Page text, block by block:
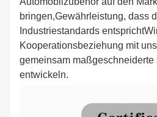
bringen,Gewährleistung, dass
Industriestandards
Kooperationsbeziehung mit
gemeinsam maßgeschneiderte
entwickeln.